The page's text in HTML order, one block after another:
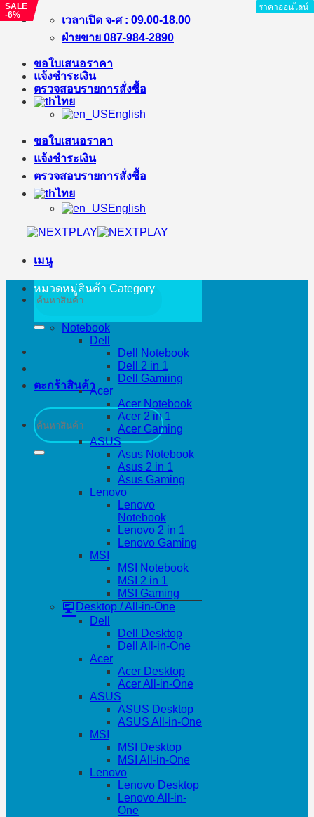
ข้าม
เนื้อหา
เวลาเปิด จ-ศ : 09.00-18.00
ฝ่ายขาย 087-984-2890
ขอใบเสนอราคา
แจ้งชำระเงิน
ตรวจสอบรายการสั่งซื้อ
ไทย
English
ขอใบเสนอราคา
แจ้งชำระเงิน
ตรวจสอบรายการสั่งซื้อ
ไทย
English
เมนู
ค้นหา:
ตะกร้าสินค้า
ค้นหา:
หมวดหมู่สินค้า Category
Notebook
Dell
Dell Notebook
Dell 2 in 1
Dell Gamiing
Acer
Acer Notebook
Acer 2 in 1
Acer Gaming
ASUS
Asus Notebook
Asus 2 in 1
Asus Gaming
Lenovo
Lenovo
Notebook
Lenovo 2 in 1
Lenovo Gaming
MSI
MSI Notebook
MSI 2 in 1
MSI Gaming
Desktop / All-in-One
Dell
Dell Desktop
Dell All-in-One
Acer
Acer Desktop
Acer All-in-One
ASUS
ASUS Desktop
ASUS All-in-One
MSI
MSI Desktop
MSI All-in-One
Lenovo
Lenovo Desktop
Lenovo All-in-
One
ราคาออนไลน์
ราคาออนไลน์
ราคาออนไลน์
ราคาออนไลน์
ราคาออนไลน์
ราคาออนไลน์
ราคาออนไลน์
SALE
-6%
ราคาออนไลน์
ราคาออนไลน์